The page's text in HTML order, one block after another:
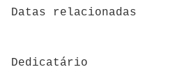
Datas relacionadas
Dedicatário